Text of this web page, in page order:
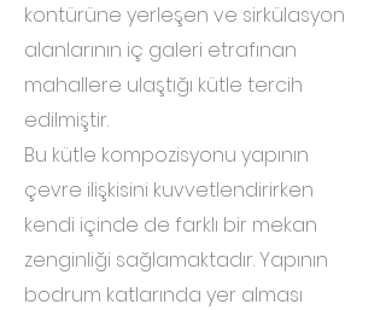
kontürüne yerleşen ve sirkülasyon
alanlarının iç galeri etrafınan
mahallere ulaştığı kütle tercih
edilmiştir.
Bu kütle kompozisyonu yapının
çevre ilişkisini kuvvetlendirirken
kendi içinde de farklı bir mekan
zenginliği sağlamaktadır. Yapının
bodrum katlarında yer alması